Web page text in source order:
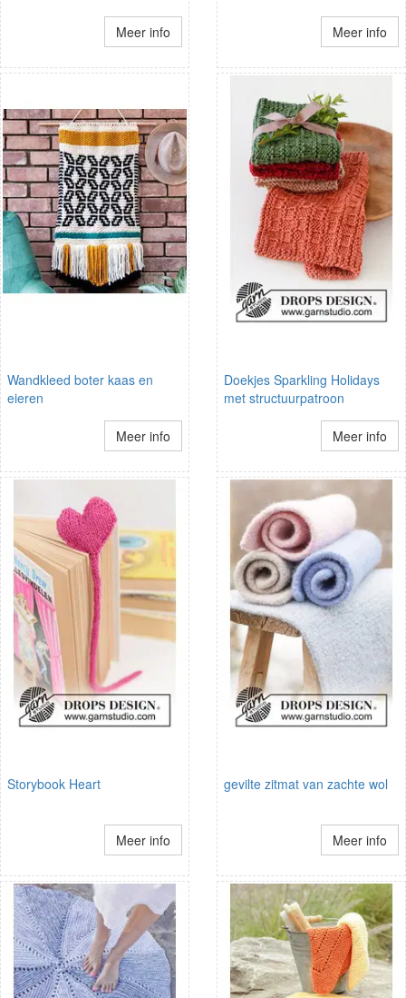
Meer info Meer info
Wandkleed boter kaas en
eieren
Meer info
Doekjes Sparkling Holidays
met structuurpatroon
Meer info
Storybook Heart
Meer info
gevilte zitmat van zachte wol
Meer info